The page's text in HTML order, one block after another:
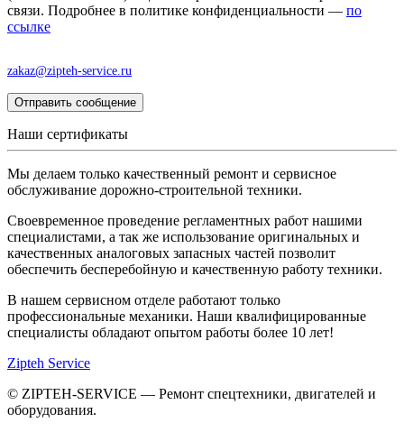
связи. Подробнее в политике конфиденциальности — по
ссылке
zakaz@zipteh-service.ru
Наши сертификаты
Мы делаем только качественный ремонт и сервисное
обслуживание дорожно-строительной техники.
Своевременное проведение регламентных работ нашими
специалистами, а так же использование оригинальных и
качественных аналоговых запасных частей позволит
обеспечить бесперебойную и качественную работу техники.
В нашем сервисном отделе работают только
профессиональные механики. Наши квалифицированные
специалисты обладают опытом работы более 10 лет!
Zipteh Service
© ZIPTEH-SERVICE — Ремонт спецтехники, двигателей и
оборудования.